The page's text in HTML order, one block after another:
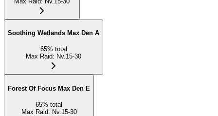
Soothing Wetlands Max Den A
65% total
Max Raid: Nv.15-30
Forest Of Focus Max Den E
65% total
Max Raid: Nv.15-30